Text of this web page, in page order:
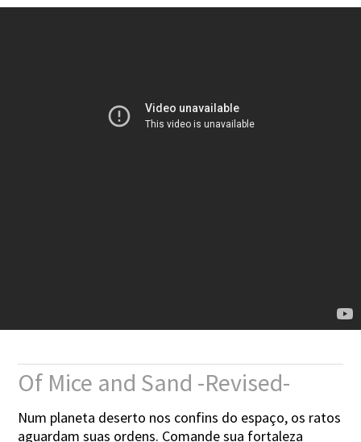
Of Mice and Sand -Revised-
Num planeta deserto nos confins do espaço, os ratos
aguardam suas ordens. Comande sua fortaleza